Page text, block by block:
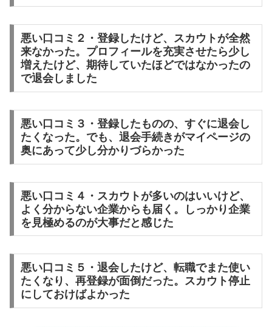
悪い口コミ２・登録したけど、スカウトが全然
来なかった。プロフィールを充実させたら少し
増えたけど、期待していたほどではなかったの
で退会しました
悪い口コミ３・登録したものの、すぐに退会し
たくなった。でも、退会手続きがマイページの
奥にあって少し分かりづらかった
悪い口コミ４・スカウトが多いのはいいけど、
よく分からない企業からも届く。しっかり企業
を見極めるのが大事だと感じた
悪い口コミ５・退会したけど、転職でまた使い
たくなり、再登録が面倒だった。スカウト停止
にしておけばよかった